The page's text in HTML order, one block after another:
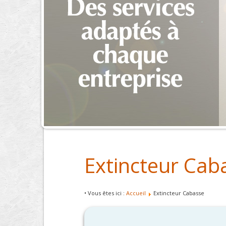
Extincteur
• Vous êtes ici : Accueil Extincteur Cabasse